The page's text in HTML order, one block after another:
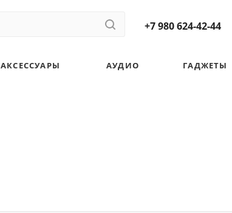
+7 980 624-42-44
АКСЕССУАРЫ АУДИО ГАДЖЕТЫ